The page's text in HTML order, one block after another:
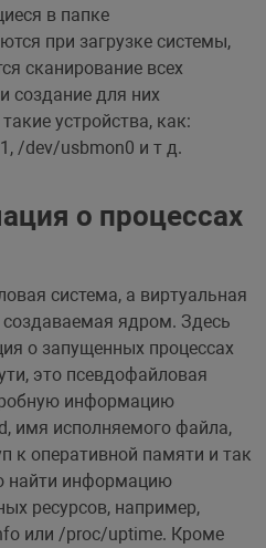
в папке
при загрузке системы,
сканирование всех
создание для них
устройства, как:
/dev/usbmon0 и т д.
о процессах
система, а виртуальная
ядром. Здесь
о запущенных процессах
это псевдофайловая
информацию
имя исполняемого файла,
к оперативной памяти и так
найти информацию
ресурсов, например,
или /proc/uptime. Кроме